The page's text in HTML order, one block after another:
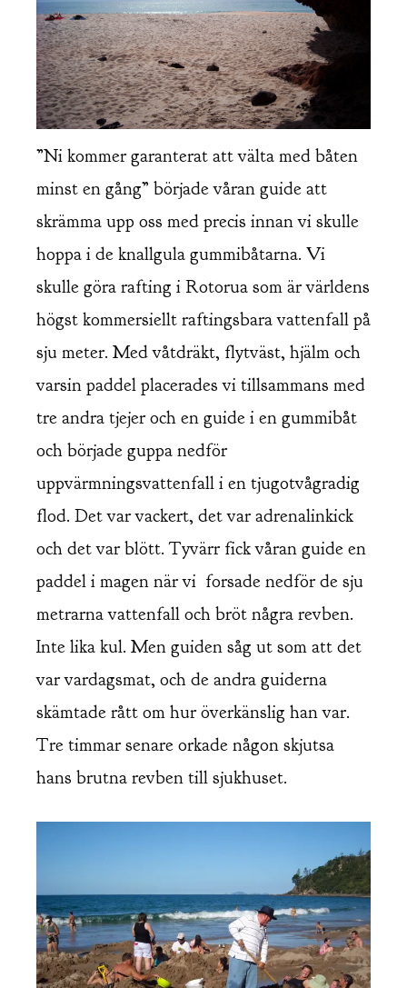
”Ni kommer garanterat att välta med båten
minst en gång” började våran guide att
skrämma upp oss med precis innan vi skulle
hoppa i de knallgula gummibåtarna. Vi
skulle göra rafting i Rotorua som är världens
högst kommersiellt raftingsbara vattenfall på
sju meter. Med våtdräkt, flytväst, hjälm och
varsin paddel placerades vi tillsammans med
tre andra tjejer och en guide i en gummibåt
och började guppa nedför
uppvärmningsvattenfall i en tjugotvågradig
flod. Det var vackert, det var adrenalinkick
och det var blött. Tyvärr fick våran guide en
paddel i magen när vi forsade nedför de sju
metrarna vattenfall och bröt några revben.
Inte lika kul. Men guiden såg ut som att det
var vardagsmat, och de andra guiderna
skämtade rått om hur överkänslig han var.
Tre timmar senare orkade någon skjutsa
hans brutna revben till sjukhuset.